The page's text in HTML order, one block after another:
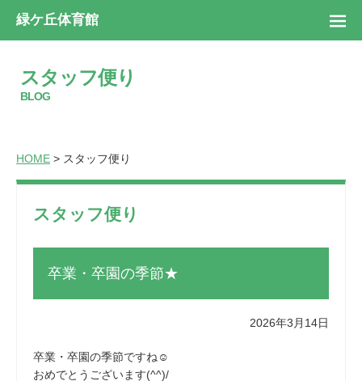
緑ケ丘体育館
スタッフ便り
BLOG
HOME > スタッフ便り
スタッフ便り
卒業・卒園の季節★
2026年3月14日
卒業・卒園の季節ですね☺
おめでとうございます(^^)/